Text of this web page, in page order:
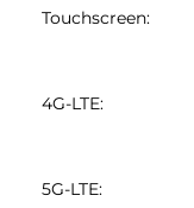
Touchscreen:
4G-LTE:
5G-LTE: